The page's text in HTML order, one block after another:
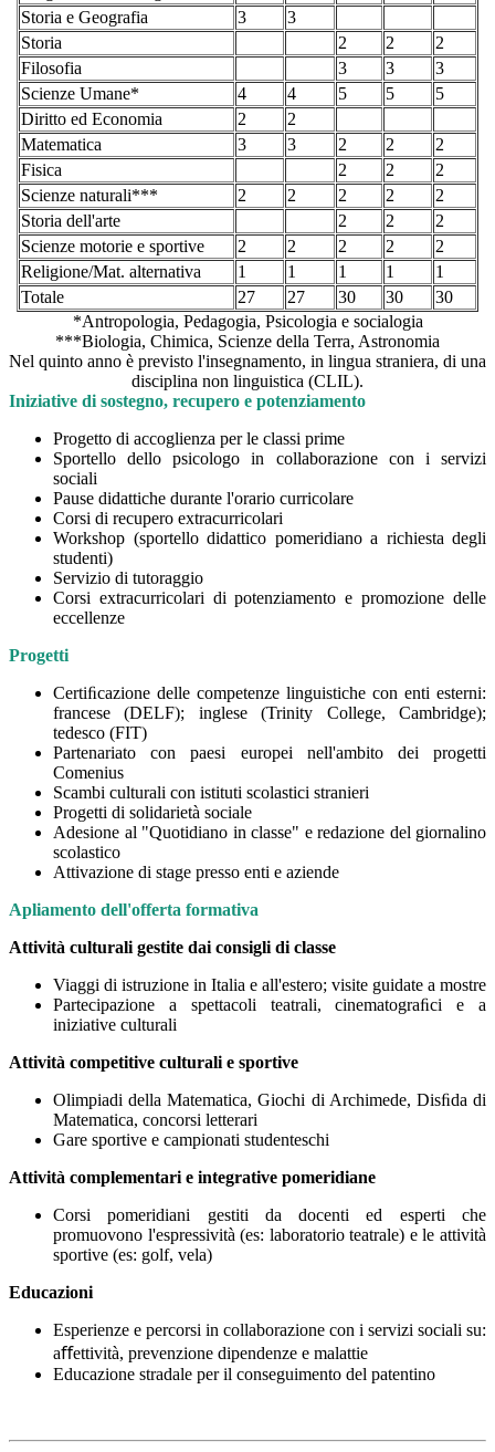
Storia e Geografia
3
3
Storia
2 2
2
Filosofia
3 3
3
Scienze Umane*
4 4 5 5
5
Diritto ed Economia
2
2
Matematica
3 3 2 2
2
Fisica
2 2
2
Scienze naturali***
2 2 2 2
2
Storia dell'arte
2 2
2
Scienze motorie e sportive
2 2 2 2
2
Religione/Mat. alternativa
1 1 1 1
1
Totale
27 27 30 30
30
*Antropologia, Pedagogia, Psicologia e socialogia
***Biologia, Chimica, Scienze della Terra, Astronomia
Nel quinto anno è previsto l'insegnamento, in lingua straniera, di una
disciplina non linguistica (CLIL).
Iniziative di sostegno, recupero e potenziamento
Progetto di accoglienza per le classi prime
Sportello dello psicologo in collaborazione con i servizi
sociali
Pause didattiche durante l'orario curricolare
Corsi di recupero extracurricolari
Workshop (sportello didattico pomeridiano a richiesta degli
studenti)
Servizio di tutoraggio
Corsi extracurricolari di potenziamento e promozione delle
eccellenze
Progetti
Certiﬁcazione delle competenze linguistiche con enti esterni:
francese (DELF); inglese (Trinity College, Cambridge);
tedesco (FIT)
Partenariato con paesi europei nell'ambito dei progetti
Comenius
Scambi culturali con istituti scolastici stranieri
Progetti di solidarietà sociale
Adesione al "Quotidiano in classe" e redazione del giornalino
scolastico
Attivazione di stage presso enti e aziende
Apliamento dell'offerta formativa
Attività culturali gestite dai consigli di classe
Viaggi di istruzione in Italia e all'estero; visite guidate a mostre
Partecipazione a spettacoli teatrali, cinematograﬁci e a
iniziative culturali
Attività competitive culturali e sportive
Olimpiadi della Matematica, Giochi di Archimede, Disﬁda di
Matematica, concorsi letterari
Gare sportive e campionati studenteschi
Attività complementari e integrative pomeridiane
Corsi pomeridiani gestiti da docenti ed esperti che
promuovono l'espressività (es: laboratorio teatrale) e le attività
sportive (es: golf, vela)
Educazioni
Esperienze e percorsi in collaborazione con i servizi sociali su:
aﬀettività, prevenzione dipendenze e malattie
Educazione stradale per il conseguimento del patentino